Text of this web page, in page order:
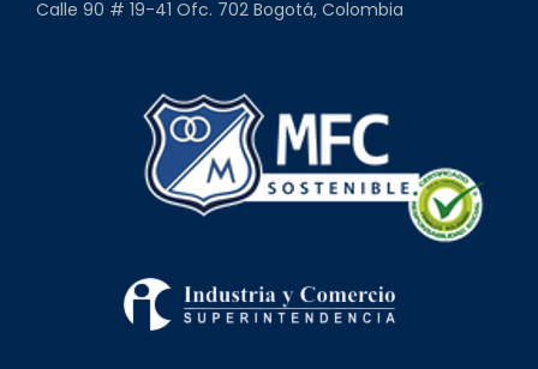
Calle 90 # 19-41 Ofc. 702 Bogotá, Colombia